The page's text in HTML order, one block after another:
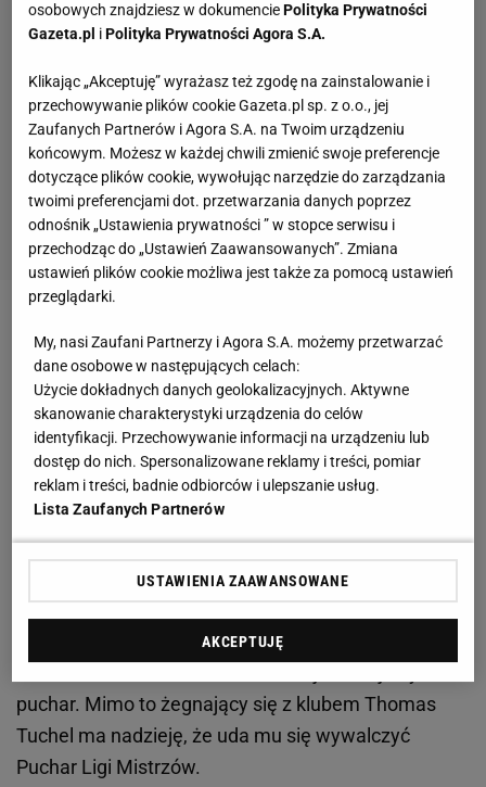
chciał sam wygrać mecz
Fatalne wieści dla Bayernu. Kluczowy piłkarz nie
wystąpi w meczu z Realem
Nie ma żadnych wątpliwości, że faworytem
dwumeczu są piłkarze Carlo Ancelottiego. Choć
Bayern wrócił ostatnio do niezłej formy, to nie może
zaliczyć obecnego sezonu do udanych.
Kompromitujące wpadki przekreśliły jego szanse
puchar. Mimo to żegnający się z klubem Thomas
Tuchel ma nadzieję, że uda mu się wywalczyć
Puchar Ligi Mistrzów.
osobowych znajdziesz w dokumenciePolityka Prywatności
Gazeta.pl iPolityka Prywatności Agora S.A.
Klikając „Akceptuję” wyrażasz też zgodę na zainstalowanie i
przechowywanie plików cookie Gazeta.pl sp. z o.o., jej
Zaufanych Partnerów i Agora S.A. na Twoim urządzeniu
końcowym. Możesz w każdej chwili zmienić swoje preferencje
dotyczące plików cookie, wywołując narzędzie do zarządzania
twoimi preferencjami dot. przetwarzania danych poprzez
odnośnik „Ustawienia prywatności ” w stopce serwisu i
przechodząc do „Ustawień Zaawansowanych”. Zmiana
ustawień plików cookie możliwa jest także za pomocą ustawień
przeglądarki.
My, nasi Zaufani Partnerzy i Agora S.A. możemy przetwarzać
dane osobowe w następujących celach:
Użycie dokładnych danych geolokalizacyjnych. Aktywne
skanowanie charakterystyki urządzenia do celów
identyfikacji. Przechowywanie informacji na urządzeniu lub
dostęp do nich. Spersonalizowane reklamy i treści, pomiar
reklam i treści, badnie odbiorców i ulepszanie usług.
Lista Zaufanych Partnerów
USTAWIENIA ZAAWANSOWANE
AKCEPTUJĘ